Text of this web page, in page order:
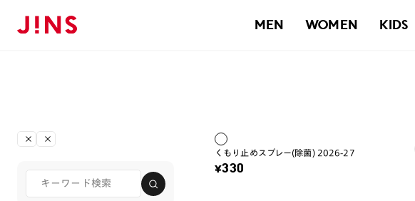
MEN WOMEN KIDS
くもり止めスプレー(除菌) 2026-27
¥330